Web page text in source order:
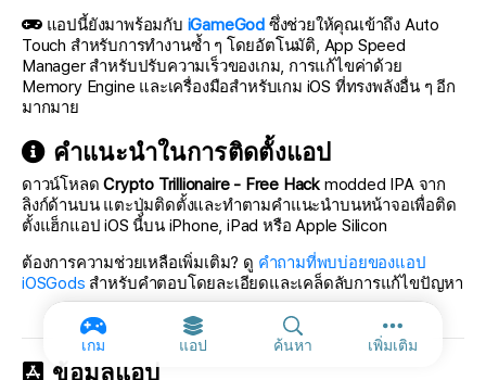
เกม แอป ค้นหา เพิ่มเติมตัวเลือกเพิ่ม
แอปนี้ยังมาพร้อมกับ iGameGod ซึ่งช่วยให้คุณเข้าถึง Auto
Touch สำหรับการทำงานซ้ำ ๆ โดยอัตโนมัติ, App Speed
Manager สำหรับปรับความเร็วของเกม, การแก้ไขค่าด้วย
Memory Engine และเครื่องมือสำหรับเกม iOS ที่ทรงพลังอื่น ๆ อีก
มากมาย
คำแนะนำในการติดตั้งแอป
ดาวน์โหลดCrypto Trillionaire - Free Hack modded IPA จาก
ลิงก์ด้านบน แตะปุ่มติดตั้งและทำตามคำแนะนำบนหน้าจอเพื่อติด
ตั้งแฮ็กแอป iOS นี้บน iPhone, iPad หรือ Apple Silicon
ต้องการความช่วยเหลือเพิ่มเติม? ดู คำถามที่พบบ่อยของแอป
iOSGods สำหรับคำตอบโดยละเอียดและเคล็ดลับการแก้ไขปัญหา
ข้อมูลแอป